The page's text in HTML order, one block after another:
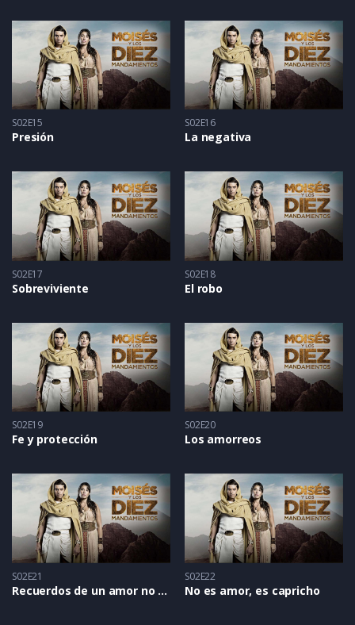
S02E15
Presión
S02E16
La negativa
S02E17
Sobreviviente
S02E18
El robo
S02E19
Fe y protección
S02E20
Los amorreos
S02E21
Recuerdos de un amor no correspondido
S02E22
No es amor, es capricho